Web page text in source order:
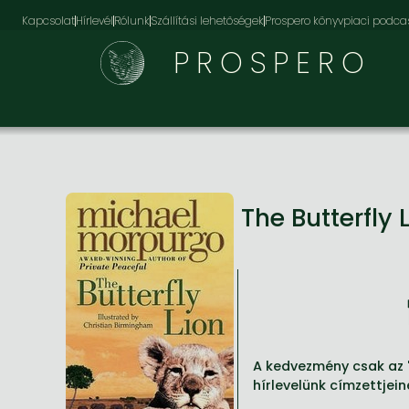
KapcsolatHírlevélRólunkSzállítási lehetőségekProspero könyvpiaci
PROSPERO
The Butterfly
A kedvezmény csak
hírlevelünk